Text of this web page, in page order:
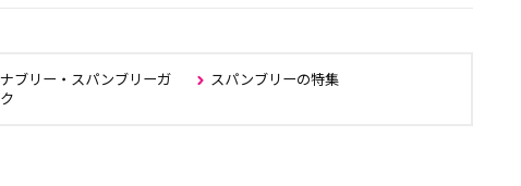
ブリー・スパンブリーガ
スパンブリーの特集